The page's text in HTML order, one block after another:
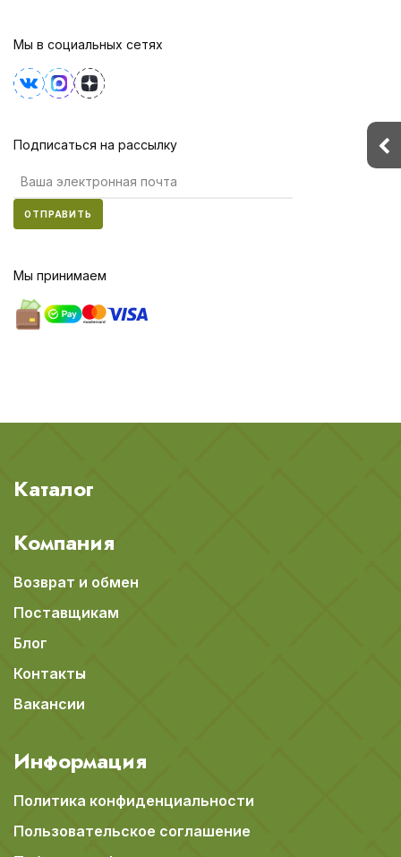
Мы в социальных сетях
Подписаться на рассылку
ОТПРАВИТЬ
Мы принимаем
Каталог
Компания
Возврат и обмен
Поставщикам
Блог
Контакты
Вакансии
Информация
Политика конфиденциальности
Пользовательское соглашение